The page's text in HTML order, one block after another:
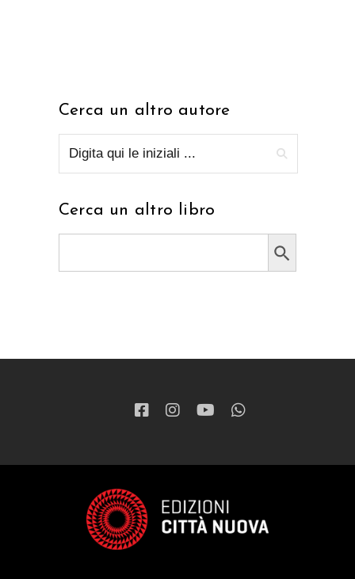
Cerca un altro autore
Cerca un altro libro
Search Button